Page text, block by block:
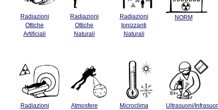
Radiazioni
Ottiche
Artificiali
Radiazioni
Ottiche
Naturali
Radiazioni
Ionizzanti
Naturali
NORM
Radiazioni
Atmosfere
Microclima Ultrasuoni/